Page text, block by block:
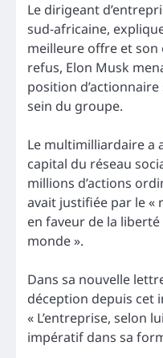
Le dirigeant
sud-africaine,
meilleure offre et son
refus, Elon Musk
position
sein du groupe.
Le multimilliardaire a
capital du réseau
millions d’actions
avait justifiée par le «
en faveur de la
monde ».
Dans sa nouvelle
déception depuis cet
« L’entreprise, selon
impératif dans sa